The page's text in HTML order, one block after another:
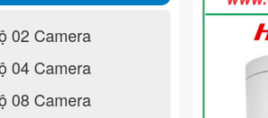
02 Camera
04 Camera
08 Camera